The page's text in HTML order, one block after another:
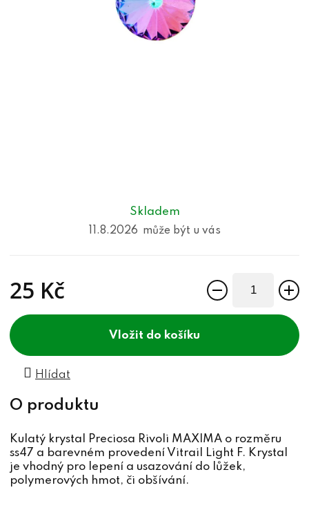
Skladem
11.8.2026
25 Kč
do košíku
Hlídat
Kulatý krystal Preciosa Rivoli MAXIMA o rozměru
ss47 a barevném provedení Vitrail Light F. Krystal
je vhodný pro lepení a usazování do lůžek,
polymerových hmot, či obšívání.